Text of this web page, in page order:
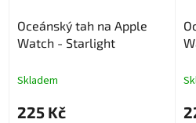
Oceánský tah na Apple
Watch - Starlight
Skladem
225 Kč